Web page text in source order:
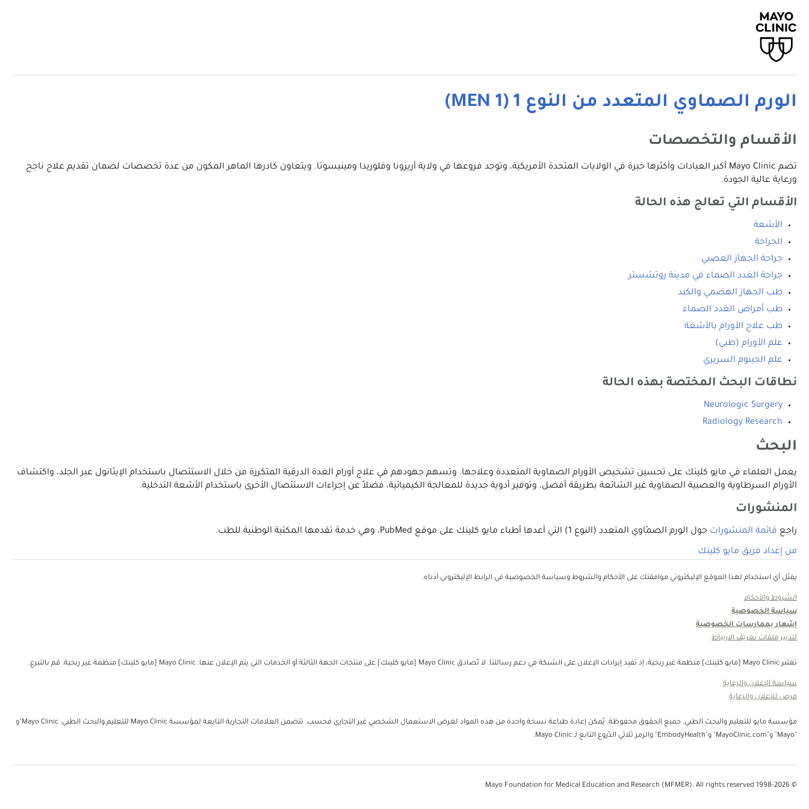
الورم الصماوي المتعدد من النوع 1 (MEN 1)
الأقسام والتخصصات
تضم Mayo Clinic أكبر العيادات وأكثرها خبرة في الولايات المتحدة الأمريكية، وتوجد فروعها في ولاية أريزونا وفلوريدا ومينيسوتا. ويتعاون كادرها الماهر المكون من عدة تخصصات لضمان تقديم علاج ناجح
ورعاية عالية الجودة.
الأقسام التي تعالج هذه الحالة
الأشعة
الجراحة
جراحة الجهاز العصبي
جراحة الغدد الصماء في مدينة روتشستر
طب الجهاز الهضمي والكبد
طب أمراض الغدد الصماء
طب علاج الأورام بالأشعة
علم الأورام (طبي)
علم الجينوم السريري
نطاقات البحث المختصة بهذه الحالة
Neurologic Surgery
Radiology Research
البحث
يعمل العلماء في مايو كلينك على تحسين تشخيص الأورام الصماوية المتعددة وعلاجها. وتسهم جهودهم في علاج أورام الغدة الدرقية المتكررة من خلال الاستئصال باستخدام الإيثانول عبر الجلد، واكتشاف
الأورام السرطاوية والعصبية الصماوية غير الشائعة بطريقة أفضل، وتوفير أدوية جديدة للمعالجة الكيميائية، فضلاً عن إجراءات الاستئصال الأخرى باستخدام الأشعة التدخلية.
المنشورات
راجع قائمة المنشورات حول الورم الصمّاوي المتعدد (النوع 1) التي أعدها أطباء مايو كلينك على موقع PubMed، وهي خدمة تقدمها المكتبة الوطنية للطب.
من إعداد فريق مايو كلينك
يمثل أي استخدام لهذا الموقع الإليكتروني موافقتك على الأحكام والشروط وسياسة الخصوصية في الرابط الإليكتروني أدناه.
الشروط والأحكام
سياسة الخصوصية
إشعار بممارسات الخصوصية
لتدبير ملفات تعريف الارتباط
تعتبر Mayo Clinic [مايو كلينك] منظمة غبر ربحية، إذ تفيد إيرادات الإعلان على الشبكة في دعم رسالتنا. لا تُصادق Mayo Clinic [مايو كلينك] على منتجات الجهة الثالثة أو الخدمات التي يتم الإعلان عنها. Mayo Clinic [مايو كلينك] منظمة غير ربحية. قم بالتبرع.
سياسة الإعلان والرعاية
فرص للإعلان والرعاية
مؤسسة مايو للتعليم والبحث الطبي. جميع الحقوق محفوظة. يُمكن إعادة طباعة نسخة واحدة من هذه المواد لغرض الاستعمال الشخصي غير التجاري فحسب. تتضمن العلامات التجارية التابعة لمؤسسة Mayo Clinic للتعليم والبحث الطبي: Mayo Clinic"و
"Mayo" و"MayoClinic.com" و"EmbodyHealth" والرمز ثلاثي الدُروع التابع لـ Mayo Clinic.
© 1998-2026 Mayo Foundation for Medical Education and Research (MFMER). All rights reserved.